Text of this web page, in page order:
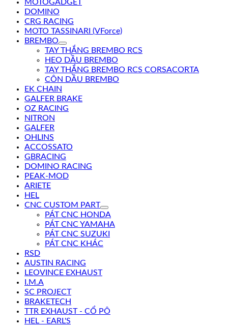
MOTOGADGET
DOMINO
CRG RACING
MOTO TASSINARI (VForce)
BREMBO
TAY THẮNG BREMBO RCS
HEO DẦU BREMBO
TAY THẮNG BREMBO RCS CORSACORTA
CÔN DẦU BREMBO
EK CHAIN
GALFER BRAKE
OZ RACING
NITRON
GALFER
OHLINS
ACCOSSATO
GBRACING
DOMINO RACING
PEAK-MOD
ARIETE
HEL
CNC CUSTOM PART
PÁT CNC HONDA
PÁT CNC YAMAHA
PÁT CNC SUZUKI
PÁT CNC KHÁC
RSD
AUSTIN RACING
LEOVINCE EXHAUST
I.M.A
SC PROJECT
BRAKETECH
TTR EXHAUST - CỔ PÔ
HEL - EARL'S